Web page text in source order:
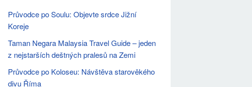
Průvodce po Soulu: Objevte srdce Jižní
Koreje
Taman Negara Malaysia Travel Guide – jeden
z nejstarších deštných pralesů na Zemi
Průvodce po Koloseu: Návštěva starověkého
divu Říma